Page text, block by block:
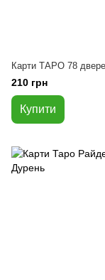
Карти ТАРО 78
210 грн
Купити